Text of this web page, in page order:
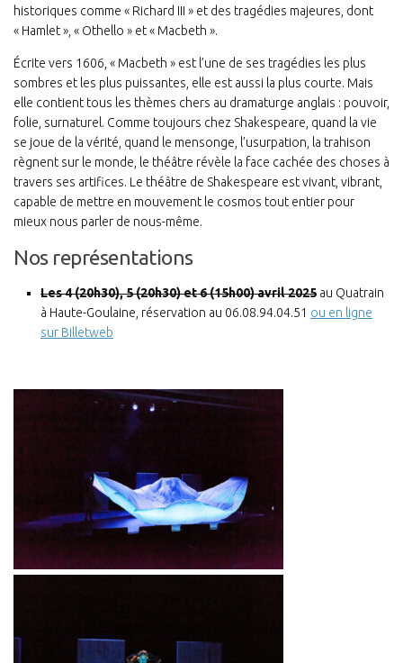
historiques comme « Richard III » et des tragédies majeures, dont
« Hamlet », « Othello » et « Macbeth ».
Écrite vers 1606, « Macbeth » est l’une de ses tragédies les plus
sombres et les plus puissantes, elle est aussi la plus courte. Mais
elle contient tous les thèmes chers au dramaturge anglais : pouvoir,
folie, surnaturel. Comme toujours chez Shakespeare, quand la vie
se joue de la vérité, quand le mensonge, l’usurpation, la trahison
règnent sur le monde, le théâtre révèle la face cachée des choses à
travers ses artifices. Le théâtre de Shakespeare est vivant, vibrant,
capable de mettre en mouvement le cosmos tout entier pour
mieux nous parler de nous-même.
Nos représentations
Les 4 (20h30), 5 (20h30) et 6 (15h00) avril 2025 au Quatrain
à Haute-Goulaine, réservation au 06.08.94.04.51 ou en ligne
sur Billetweb